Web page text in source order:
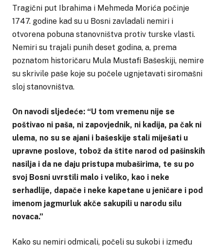
Tragični put Ibrahima i Mehmeda Morića počinje
1747. godine kad su u Bosni zavladali nemiri i
otvorena pobuna stanovništva protiv turske vlasti.
Nemiri su trajali punih deset godina, a, prema
poznatom historičaru Mula Mustafi Bašeskiji, nemire
su skrivile paše koje su počele ugnjetavati siromašni
sloj stanovništva.
On navodi sljedeće: “U tom vremenu nije se
poštivao ni paša, ni zapovjednik, ni kadija, pa čak ni
ulema, no su se ajani i bašeskije stali miješati u
upravne poslove, tobož da štite narod od pašinskih
nasilja i da ne daju pristupa mubaširima, te su po
svoj Bosni uvrstili malo i veliko, kao i neke
serhadlije, dapače i neke kapetane u jeničare i pod
imenom jagmurluk akče sakupili u narodu silu
novaca.”
Kako su nemiri odmicali, počeli su sukobi i između